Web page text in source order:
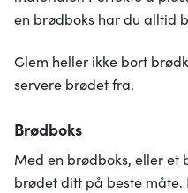
en brødboks har du alltid
Glem heller ikke bort
servere brødet fra.
Brødboks
Med en brødboks, eller et
brødet ditt på beste måte.